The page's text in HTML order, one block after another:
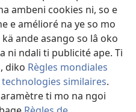
ambeni cookies ni, so e
e amélioré na ye so mo
ande asango so lâ oko
ni ndali ti publicité ape. Ti
diko Règles mondiales
similaires.
ti mo na ngoi
Tract Society of Pennsylvania.